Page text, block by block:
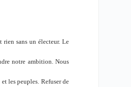
rien sans un électeur. Le
notre ambition. Nous
les peuples. Refuser de